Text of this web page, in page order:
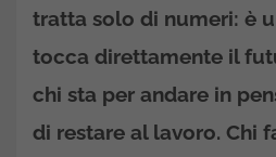
tratta solo di numeri: è
tocca direttamente il
chi sta per andare in
di restare al lavoro. Chi